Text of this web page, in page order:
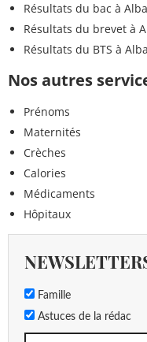
Résultats du bac à
Résultats du brevet à
Résultats du BTS à
Nos autres
Prénoms
Maternités
Crèches
Calories
Médicaments
Hôpitaux
Famille
Astuces de la rédac